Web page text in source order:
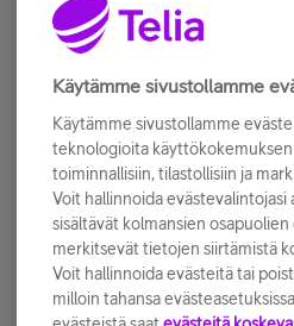
Älä jää paitsi –
Tilaa Telian uutiskirje ja olet
sähköpostiisi.
Tilaa nyt
Käytämme sivustollamme
Käytämme sivustollamme
teknologioita käyttökokemuksen
toiminnallisiin, tilastollisiin ja
Voit hallinnoida evästevalintojasi
sisältävät kolmansien osapuolien
merkitsevät tietojen siirtämistä
Voit hallinnoida evästeitä tai
milloin tahansa